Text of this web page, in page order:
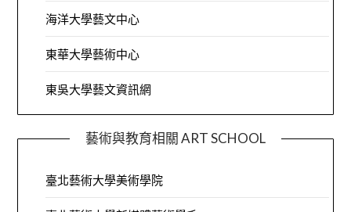
海洋大學藝文中心
東華大學藝術中心
東吳大學藝文資訊網
藝術與教育相關 ART SCHOOL
臺北藝術大學美術學院